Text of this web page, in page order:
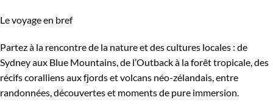
Le voyage en bref
Partez à la rencontre de la nature et des cultures locales : de
Sydney aux Blue Mountains, de l’Outback à la forêt tropicale, des
récifs coralliens aux fjords et volcans néo-zélandais, entre
randonnées, découvertes et moments de pure immersion.